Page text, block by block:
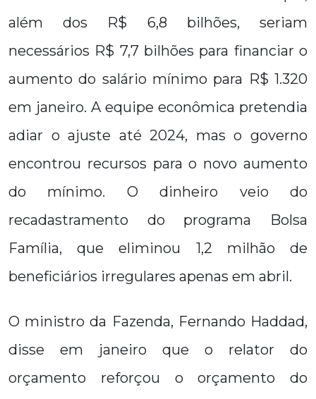
além dos R$ 6,8 bilhões, seriam
necessários R$ 7,7 bilhões para financiar o
aumento do salário mínimo para R$ 1.320
em janeiro. A equipe econômica pretendia
adiar o ajuste até 2024, mas o governo
encontrou recursos para o novo aumento
do mínimo. O dinheiro veio do
recadastramento do programa Bolsa
Família, que eliminou 1,2 milhão de
beneficiários irregulares apenas em abril.
O ministro da Fazenda, Fernando Haddad,
disse em janeiro que o relator do
orçamento reforçou o orçamento do